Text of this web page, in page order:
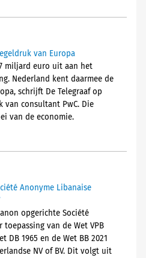
van Europa
miljard euro uit aan het
Nederland kent daarmee de
schrijft De Telegraaf op
van consultant PwC. Die
van de economie.
Anonyme Libanaise
opgerichte Société
van de Wet VPB
DB 1965 en de Wet BB 2021
NV of BV. Dit volgt uit